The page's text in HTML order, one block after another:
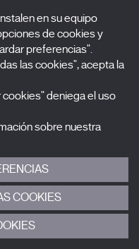
de privacidad
en su equipo
de cookies y
preferencias".
las cookies", acepta la
deniega el uso
sobre nuestra
COOKIES